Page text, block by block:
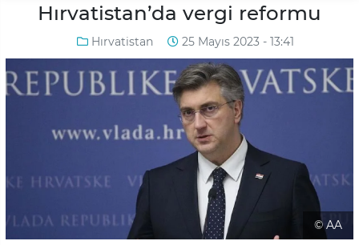
Hırvatistan’da vergi reformu
Hırvatistan 25 Mayıs 2023 - 13:41
© AA